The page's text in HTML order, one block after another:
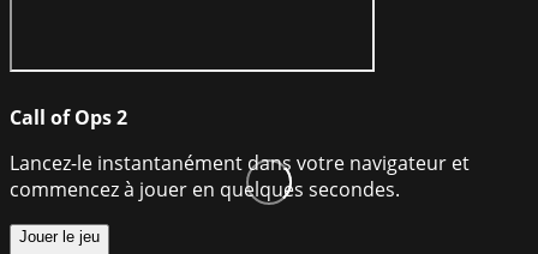
Call of Ops 2
Lancez-le instantanément dans votre navigateur et
commencez à jouer en quelques secondes.
Jouer le jeu